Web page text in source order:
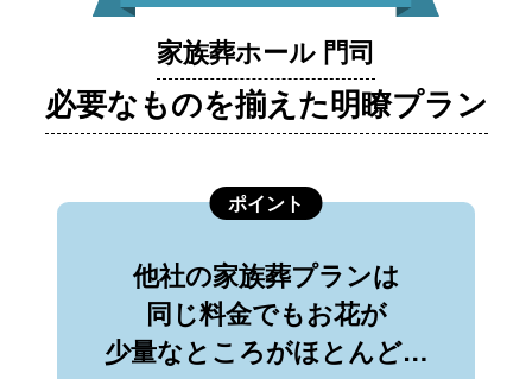
家族葬ホール 門司
必要なものを揃えた明瞭プラン
ポイント
他社の家族葬プランは
同じ料金でもお花が
少量なところがほとんど…